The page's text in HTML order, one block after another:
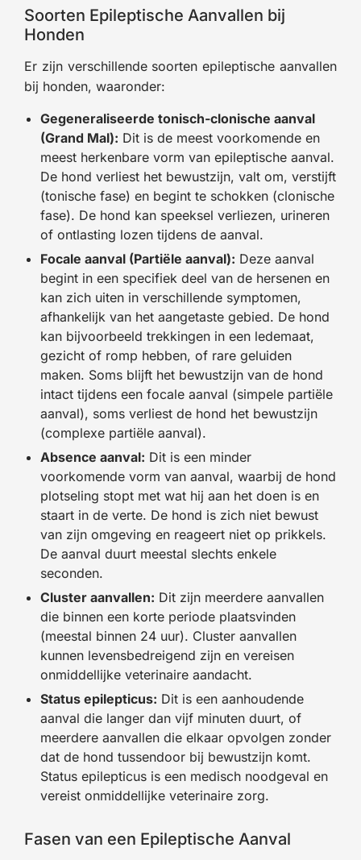
Soorten Epileptische Aanvallen bij
Honden
Er zijn verschillende soorten epileptische aanvallen
bij honden, waaronder:
Gegeneraliseerde tonisch-clonische aanval
(Grand Mal): Dit is de meest voorkomende en
meest herkenbare vorm van epileptische aanval.
De hond verliest het bewustzijn, valt om, verstijft
(tonische fase) en begint te schokken (clonische
fase). De hond kan speeksel verliezen, urineren
of ontlasting lozen tijdens de aanval.
Focale aanval (Partiële aanval): Deze aanval
begint in een specifiek deel van de hersenen en
kan zich uiten in verschillende symptomen,
afhankelijk van het aangetaste gebied. De hond
kan bijvoorbeeld trekkingen in een ledemaat,
gezicht of romp hebben, of rare geluiden
maken. Soms blijft het bewustzijn van de hond
intact tijdens een focale aanval (simpele partiële
aanval), soms verliest de hond het bewustzijn
(complexe partiële aanval).
Absence aanval: Dit is een minder
voorkomende vorm van aanval, waarbij de hond
plotseling stopt met wat hij aan het doen is en
staart in de verte. De hond is zich niet bewust
van zijn omgeving en reageert niet op prikkels.
De aanval duurt meestal slechts enkele
seconden.
Cluster aanvallen: Dit zijn meerdere aanvallen
die binnen een korte periode plaatsvinden
(meestal binnen 24 uur). Cluster aanvallen
kunnen levensbedreigend zijn en vereisen
onmiddellijke veterinaire aandacht.
Status epilepticus: Dit is een aanhoudende
aanval die langer dan vijf minuten duurt, of
meerdere aanvallen die elkaar opvolgen zonder
dat de hond tussendoor bij bewustzijn komt.
Status epilepticus is een medisch noodgeval en
vereist onmiddellijke veterinaire zorg.
Fasen van een Epileptische Aanval